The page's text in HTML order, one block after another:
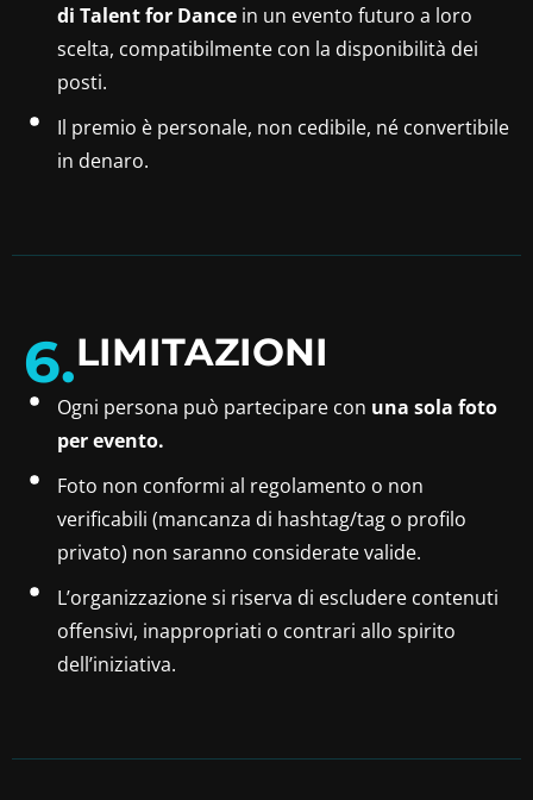
di Talent for Dancein un evento futuro a loro
scelta, compatibilmente con la disponibilità dei
posti.
Il premio è personale, non cedibile, né convertibile
in denaro.
6.LIMITAZIONI
Ogni persona può partecipare con una sola foto
per evento.
Foto non conformi al regolamento o non
verificabili (mancanza di hashtag/tag o profilo
privato) non saranno considerate valide.
L’organizzazione si riserva di escludere contenuti
offensivi, inappropriati o contrari allo spirito
dell’iniziativa.